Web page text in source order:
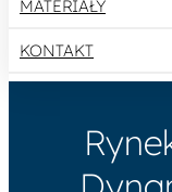
MATERIAŁY
KONTAKT